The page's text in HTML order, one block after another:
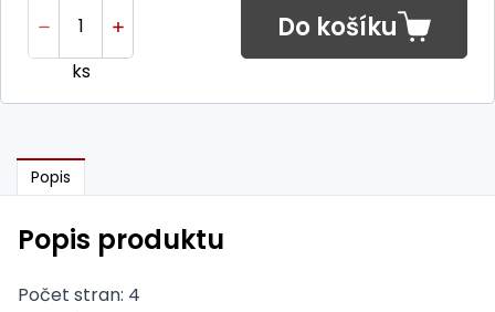
ks
Do košíku
Popis
Popis produktu
Počet stran: 4